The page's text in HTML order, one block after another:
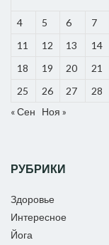
4
5 6 7
11
12 13 14
18
19 20 21
25
26 27 28
« Сен
Ноя »
РУБРИКИ
Здоровье
Интересное
Йога